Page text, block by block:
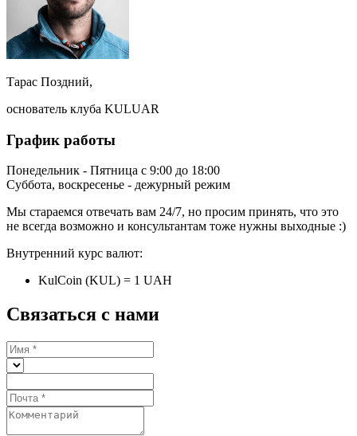
Тарас Поздний,
основатель клуба KULUAR
График работы
Понедельник - Пятница с 9:00 до 18:00
Суббота, воскресенье - дежурный режим
Мы стараемся отвечать вам 24/7, но просим принять, что это
не всегда возможно и консультантам тоже нужны выходные :)
Внутренний курс валют:
KulCoin (KUL) = 1 UAH
Связаться с нами